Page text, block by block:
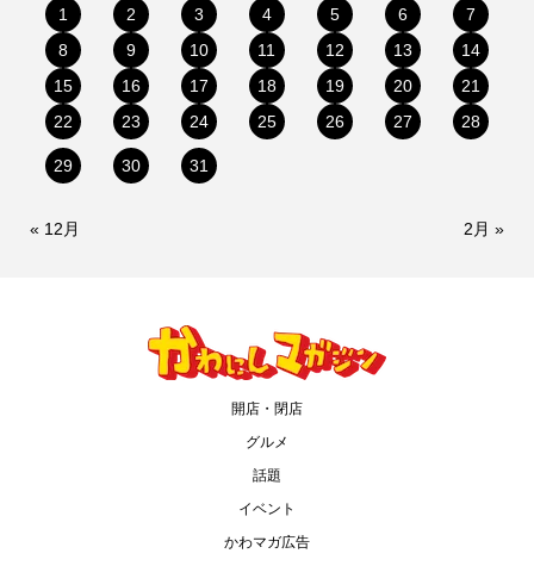
1 2 3 4 5 6
7
8
9 10 11 12 13
14
15
16 17 18 19 20
21
22
23 24 25 26 27 28
29 30 31
« 12月 2月 »
開店・閉店
グルメ
話題
イベント
かわマガ広告